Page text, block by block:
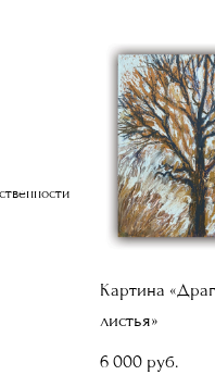
Картина
листья»
6 000 pуб.